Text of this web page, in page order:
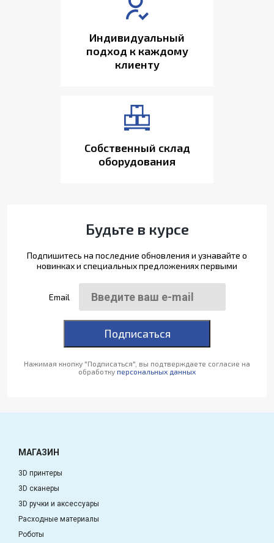
Индивидуальный
подход к каждому
клиенту
Собственный склад
оборудования
Будьте в курсе
Подпишитесь на последние обновления и узнавайте о
новинках и специальных предложениях первыми
Email
Подписаться
Нажимая кнопку "Подписаться", вы подтверждаете согласие на
обработку персональных данных
МАГАЗИН
3D принтеры
3D сканеры
3D ручки и аксессуары
Расходные материалы
Роботы